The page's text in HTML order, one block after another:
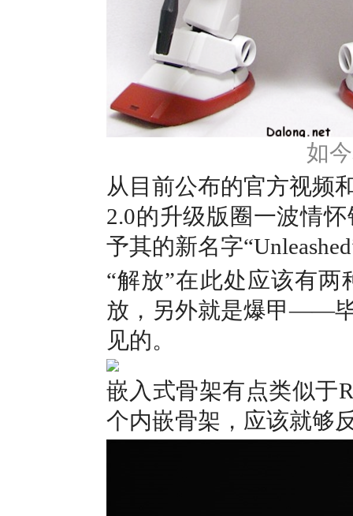
如
从目前公布的官方视频
2.0的升级版圈一波情
予其的新名字
“解放”在此处应该有
放，另外就是爆甲——
见的。
嵌入式骨架有点类似于
个内嵌骨架，应该就够